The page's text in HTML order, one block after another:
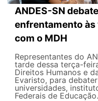
ANDES-SN
enfrentamento
com o MDH
Representantes do
tarde dessa terça-
Direitos Humanos e
Evaristo, para
universidades,
Federais de